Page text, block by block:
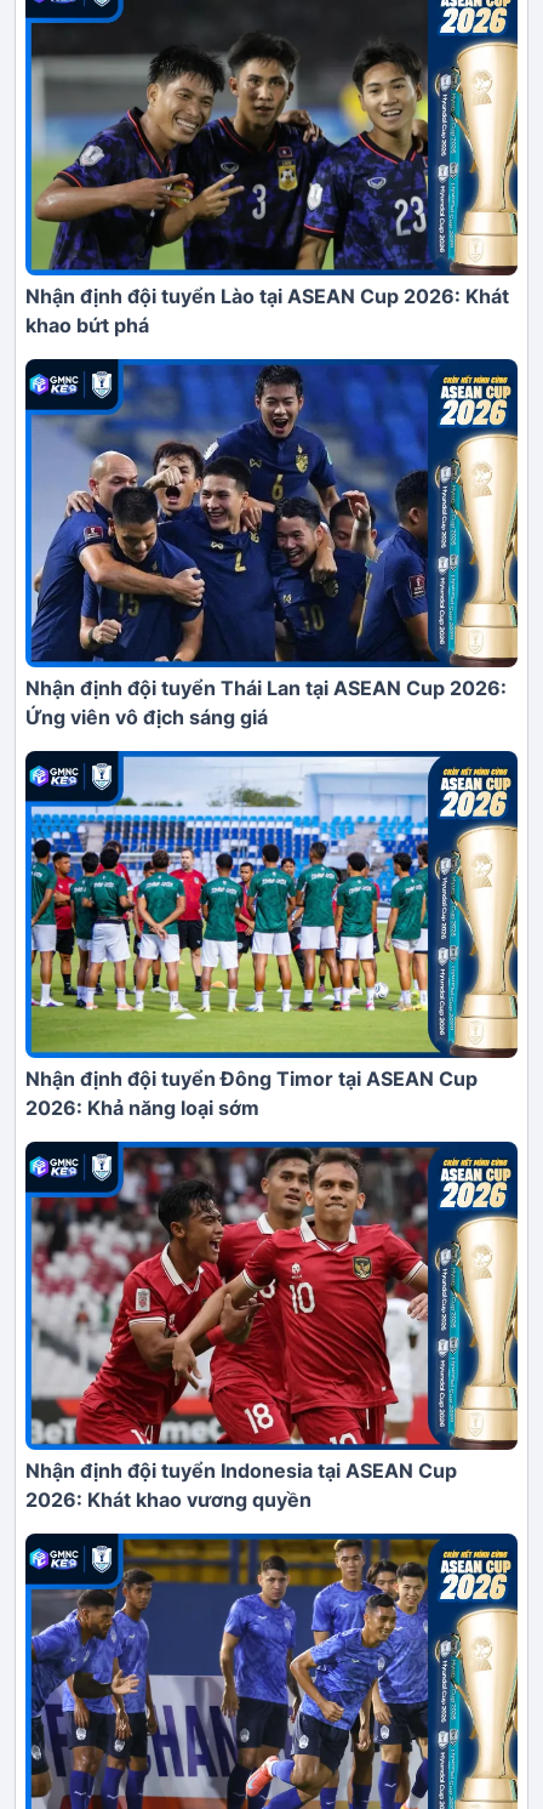
Nhận định đội tuyển Lào tại ASEAN Cup 2026: Khát
khao bứt phá
Nhận định đội tuyển Thái Lan tại ASEAN Cup 2026:
Ứng viên vô địch sáng giá
Nhận định đội tuyển Đông Timor tại ASEAN Cup
2026: Khả năng loại sớm
Nhận định đội tuyển Indonesia tại ASEAN Cup
2026: Khát khao vương quyền